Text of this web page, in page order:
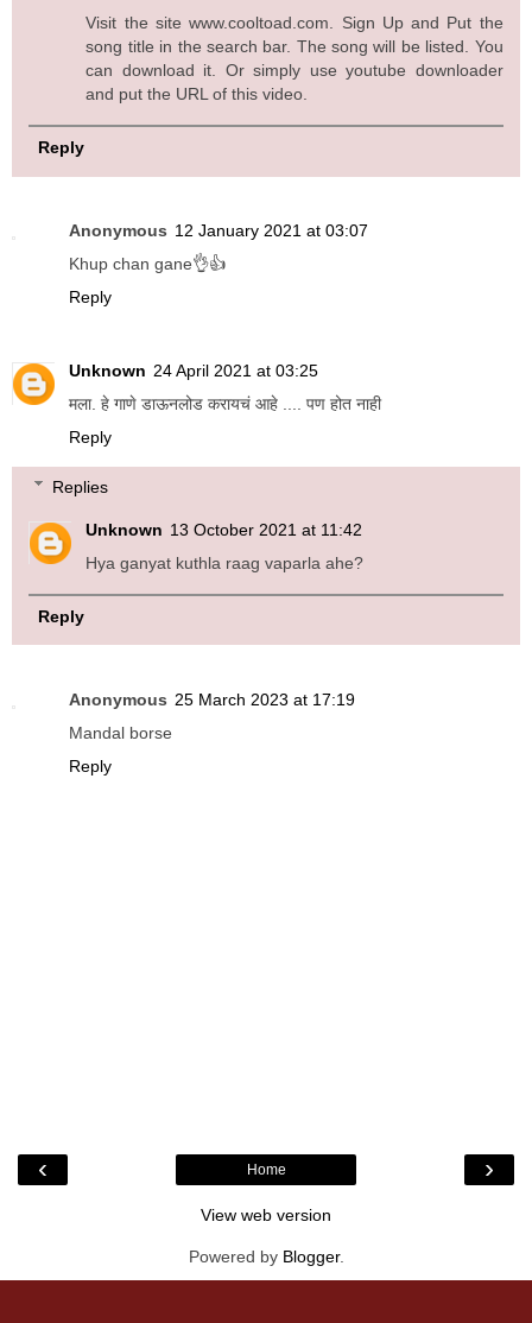
Visit the site www.cooltoad.com. Sign Up and Put the
song title in the search bar. The song will be listed. You
can download it. Or simply use youtube downloader
and put the URL of this video.
Reply
Anonymous 12 January 2021 at 03:07
Khup chan gane👌👍
Reply
Unknown 24 April 2021 at 03:25
मला. हे गाणे डाऊनलोड करायचं आहे .... पण होत नाही
Reply
Replies
Unknown 13 October 2021 at 11:42
Hya ganyat kuthla raag vaparla ahe?
Reply
Anonymous 25 March 2023 at 17:19
Mandal borse
Reply
‹ ›
Home
View web version
Powered by Blogger.